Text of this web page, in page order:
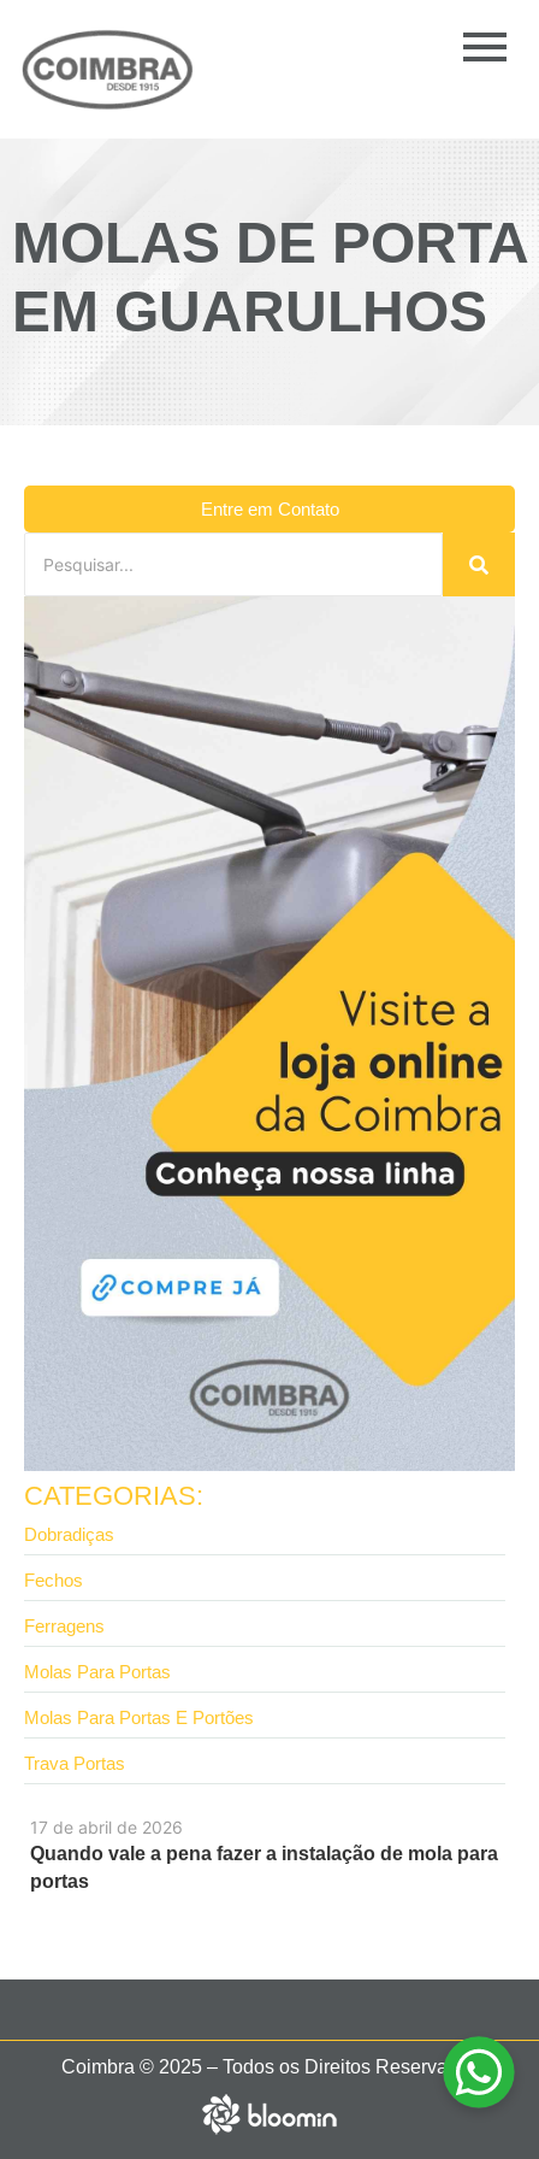
MOLAS DE PORTA
EM GUARULHOS
17 de abril de 2026
Quando vale a pena fazer a instalação de mola para
portas
Entre em Contato
CATEGORIAS:
Dobradiças
Fechos
Ferragens
Molas Para Portas
Molas Para Portas E Portões
Trava Portas
Coimbra © 2025 – Todos os Direitos Reservados